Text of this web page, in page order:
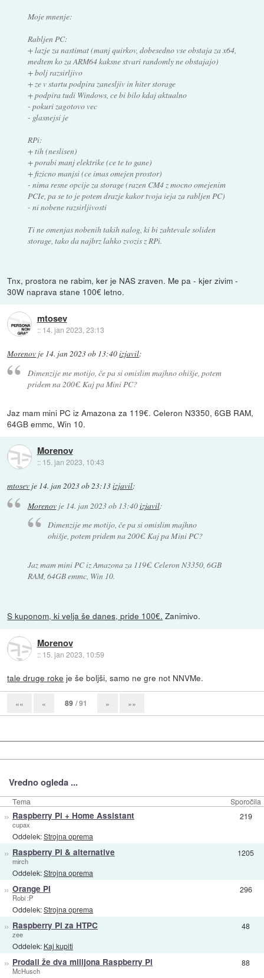
Moje mnenje:
Rabljen PC:
+ lazje za nastimat (manj quirkov, dobesedno vse obstaja za x64,
medtem ko za ARM64 kaksne stvari randomly ne obstajajo)
+ bolj razsirljivo
+ ze v startu podpira zanesljiv in hiter storage
+ podpira tudi Windows, ce bi bilo kdaj aktualno
- pokuri zagotovo vec
- glasnejsi je
RPi:
+ tih (neslisen)
+ porabi manj elektrike (ce te to gane)
+ fizicno manjsi (ce imas omejen prostor)
- nima resne opcije za storage (razen CM4 z mocno omejenim
PCIe, pa se to je potem drazje kakor tvoja ieja za rabljen PC)
- ni nobene razsirljivosti
Ti ne omenjas nobenih takih nalog, ki bi zahtevale soliden
storage, tako da najbrz lahko zvozis z RPi.
Tnx, prostora ne rabim, ker je NAS zraven. Me pa - kjer zivim -
30W naprava stane 100€ letno.
mtosev
:: 14. jan 2023, 23:13
Morenov je 14. jan 2023 ob 13:40izjavil:
Dimenzije me motijo, če pa si omislim majhno ohišje, potem
pridem na 200€. Kaj pa Mini PC?
Jaz mam mini PC iz Amazona za 119€. Celeron N3350, 6GB RAM,
64GB emmc, Win 10.
Morenov
:: 15. jan 2023, 10:43
mtosev je 14. jan 2023 ob 23:13izjavil:
Morenovje 14. jan 2023 ob 13:40izjavil:
Dimenzije me motijo, če pa si omislim majhno
ohišje, potem pridem na 200€. Kaj pa Mini PC?
Jaz mam mini PC iz Amazona za 119€. Celeron N3350, 6GB
RAM, 64GB emmc, Win 10.
S kuponom, ki velja še danes, pride 100€. Zanimivo.
Morenov
:: 15. jan 2023, 10:59
tale druge roke je še boljši, samo ne gre not NNVMe.
«« « 89 / 91 » »»
Vredno ogleda ...
Tema Sporočila
» Raspberry Pi + Home Assistant
cupax
Oddelek:Strojna oprema
219
» Raspberry Pi & alternative
mirch
Oddelek:Strojna oprema
1205
» Orange PI
Robi :P
Oddelek:Strojna oprema
296
» Raspberry Pi za HTPC
zee
Oddelek: Kaj kupiti
48
» Prodali že dva milijona Raspberry Pi
McHusch
88